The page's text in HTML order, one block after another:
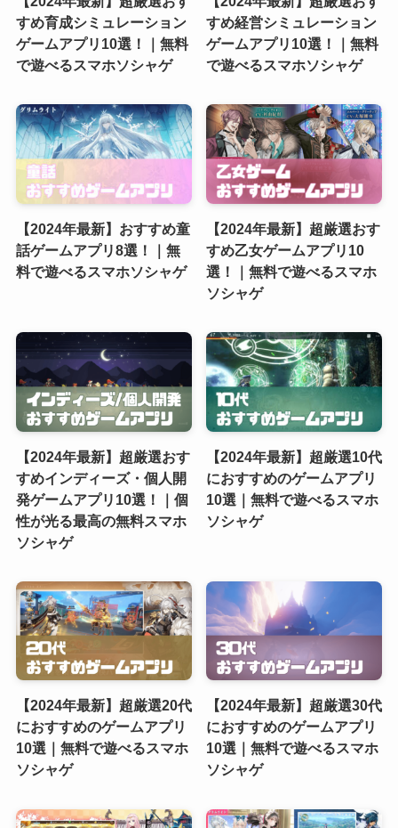
すめ育成シミュレーション
ゲームアプリ10選！｜無料
で遊べるスマホソシャゲ
すめ経営シミュレーション
ゲームアプリ10選！｜無料
で遊べるスマホソシャゲ
【2024年最新】おすすめ童
話ゲームアプリ8選！｜無
料で遊べるスマホソシャゲ
【2024年最新】超厳選おす
すめ乙女ゲームアプリ10
選！｜無料で遊べるスマホ
ソシャゲ
【2024年最新】超厳選おす
すめインディーズ・個人開
発ゲームアプリ10選！｜個
性が光る最高の無料スマホ
ソシャゲ
【2024年最新】超厳選10代
におすすめのゲームアプリ
10選｜無料で遊べるスマホ
ソシャゲ
【2024年最新】超厳選20代
におすすめのゲームアプリ
10選｜無料で遊べるスマホ
ソシャゲ
【2024年最新】超厳選30代
におすすめのゲームアプリ
10選｜無料で遊べるスマホ
ソシャゲ